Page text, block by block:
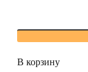
В корзину